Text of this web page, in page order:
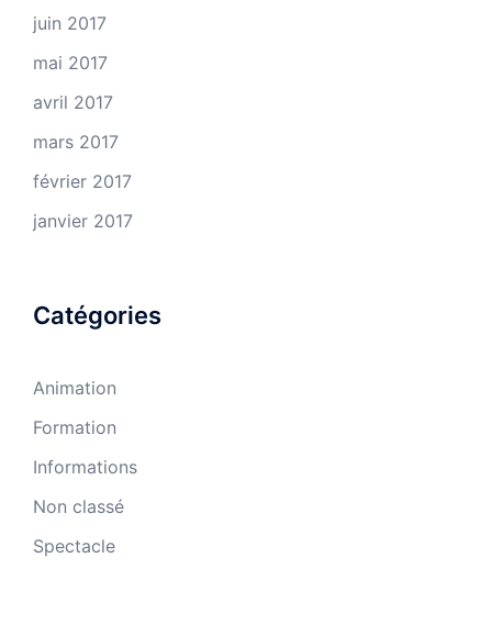
juin 2017
mai 2017
avril 2017
mars 2017
février 2017
janvier 2017
Catégories
Animation
Formation
Informations
Non classé
Spectacle